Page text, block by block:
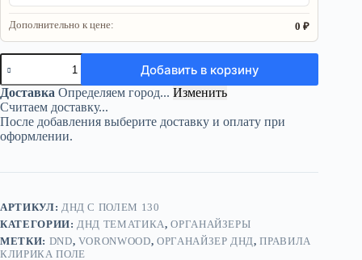
Дополнительно к цене: 0 ₽
Количество
товара
Органайзер
ДнД
«Правила
клирика
поле»
Добавить в корзину
Доставка Определяем город... Изменить
Считаем доставку...
После добавления выберите доставку и оплату при
оформлении.
АРТИКУЛ: ДНД С ПОЛЕМ 130
КАТЕГОРИИ:ДНД ТЕМАТИКА,ОРГАНАЙЗЕРЫ
МЕТКИ: DND, VORONWOOD, ОРГАНАЙЗЕР ДНД,ПРАВИЛА
КЛИРИКА ПОЛЕ